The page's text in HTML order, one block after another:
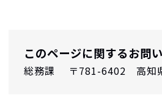
このページに関するお問
総務課 〒781-6402 高知